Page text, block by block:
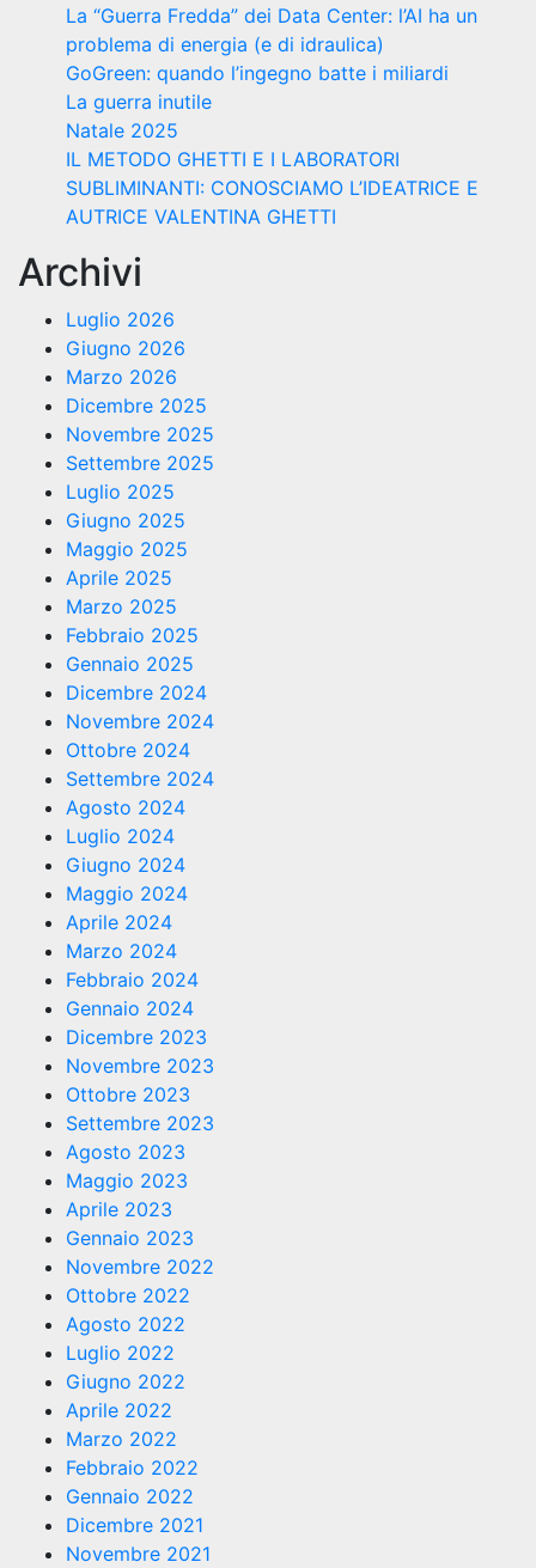
La “Guerra Fredda” dei Data Center: l’AI ha un
problema di energia (e di idraulica)
GoGreen: quando l’ingegno batte i miliardi
La guerra inutile
Natale 2025
IL METODO GHETTI E I LABORATORI
SUBLIMINANTI: CONOSCIAMO L’IDEATRICE E
AUTRICE VALENTINA GHETTI
Archivi
Luglio 2026
Giugno 2026
Marzo 2026
Dicembre 2025
Novembre 2025
Settembre 2025
Luglio 2025
Giugno 2025
Maggio 2025
Aprile 2025
Marzo 2025
Febbraio 2025
Gennaio 2025
Dicembre 2024
Novembre 2024
Ottobre 2024
Settembre 2024
Agosto 2024
Luglio 2024
Giugno 2024
Maggio 2024
Aprile 2024
Marzo 2024
Febbraio 2024
Gennaio 2024
Dicembre 2023
Novembre 2023
Ottobre 2023
Settembre 2023
Agosto 2023
Maggio 2023
Aprile 2023
Gennaio 2023
Novembre 2022
Ottobre 2022
Agosto 2022
Luglio 2022
Giugno 2022
Aprile 2022
Marzo 2022
Febbraio 2022
Gennaio 2022
Dicembre 2021
Novembre 2021